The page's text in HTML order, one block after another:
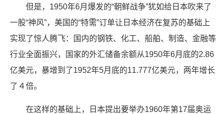
但是，1950年6月爆发的“朝鲜战争”犹如给日本吹来了
一股“神风”，美国的“特需”订单让日本经济在复苏的基础上
实现了惊人腾飞：国内的钢铁、化工、船舶、制造、金融等
行业全面振兴，国家的外汇储备余额从1950年6月底的2.86
亿美元，暴增到了1952年5月底的11.777亿美元，两年增长
了４倍。
在这样的基础上，日本提出要举办1960年第17届奥运